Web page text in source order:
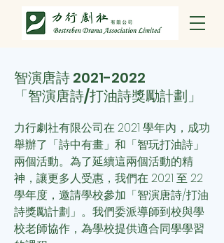
智演唐詩2021-2022
「智演唐詩/打油詩獎勵計劃」
力行劇社有限公司在 2021 學年內，成功
舉辦了「詩中有畫」和「智玩打油詩」
兩個活動。為了延續這兩個活動的精
神，讓更多人受惠，我們在 2021 至 22
學年度，邀請學校參加「智演唐詩/打油
詩獎勵計劃」。我們委派導師到校與學
校老師協作，為學校提供適合同學學習